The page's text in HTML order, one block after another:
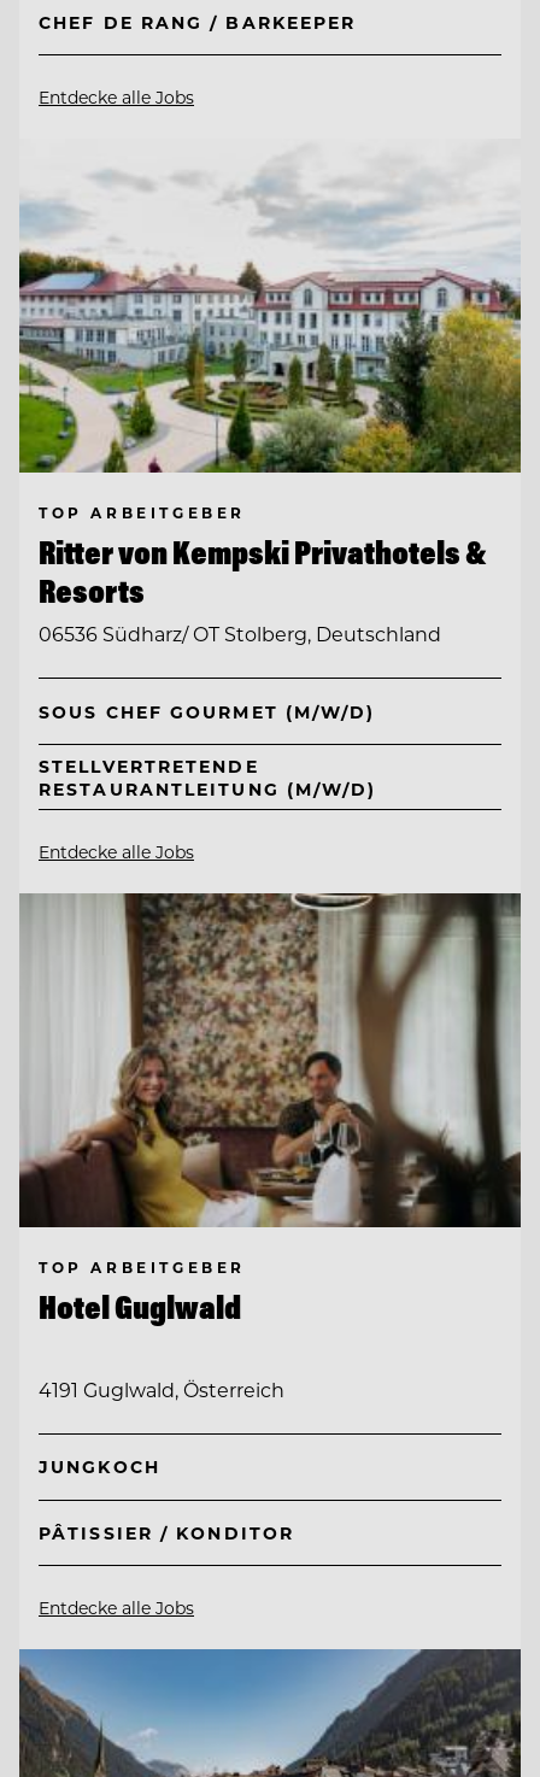
CHEF DE RANG / BARKEEPER
Entdecke alle Jobs
TOP ARBEITGEBER
Ritter von Kempski Privathotels &
Resorts
06536 Südharz/ OT Stolberg, Deutschland
SOUS CHEF GOURMET (M/W/D)
STELLVERTRETENDE
RESTAURANTLEITUNG (M/W/D)
Entdecke alle Jobs
TOP ARBEITGEBER
Hotel Guglwald
4191 Guglwald, Österreich
JUNGKOCH
PÂTISSIER / KONDITOR
Entdecke alle Jobs